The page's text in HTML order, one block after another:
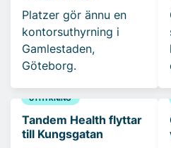
Platzer gör ännu en
kontorsuthyrning i
Gamlestaden,
Göteborg.
UTHYRNING
Tandem Health flyttar
till Kungsgatan